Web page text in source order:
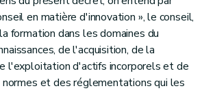
en matière d'innovation », le conseil,
formation dans les domaines du
de l'acquisition, de la
l'exploitation d'actifs incorporels et de
et des réglementations qui les